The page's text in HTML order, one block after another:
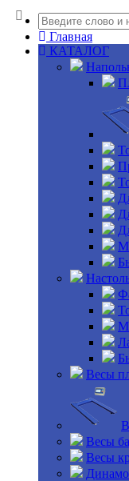
Главная
КАТАЛОГ
Весы
Весы
Весы